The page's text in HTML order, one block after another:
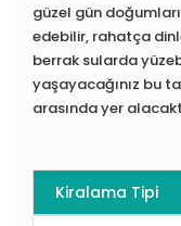
güzel gün
edebilir, rahatça
berrak sularda
yaşayacağınız bu
arasında yer
Kiralama Tipi